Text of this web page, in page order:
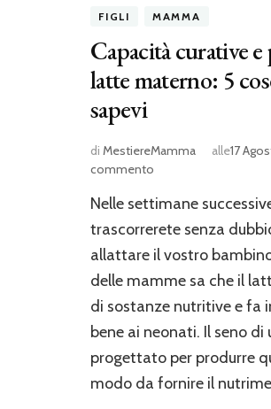
FIGLI MAMMA
Capacità curative
latte materno: 5
sapevi
di MestiereMamma alle17
commento
curative
e
del
latte
materno:
5
cose
che
non
sapevi
Nelle settimane
trascorrerete senza
allattare il vostro
delle mamme sa che il
di sostanze nutritive e fa
bene ai neonati. Il seno
progettato per produrre
modo da fornire il